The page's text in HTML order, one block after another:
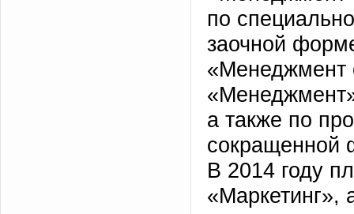
по
заочной
«Менеджмент
а также по
сокращенной
В 2014 году
«Маркетинг»,